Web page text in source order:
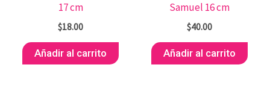
17 cm
$18.00
Añadir al carrito
Samuel 16 cm
$40.00
Añadir al carrito